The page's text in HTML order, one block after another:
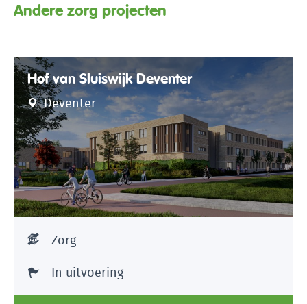
Andere zorg projecten
Hof van Sluiswijk Deventer
Deventer
Zorg
In uitvoering